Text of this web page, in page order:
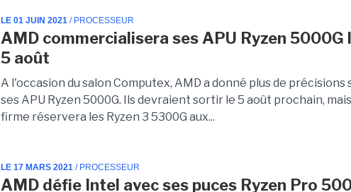
LE 01 JUIN 2021 / PROCESSEUR
AMD commercialisera ses APU Ryzen 5000G
5 août
A l'occasion du salon Computex, AMD a donné plus de précisions
ses APU Ryzen 5000G. Ils devraient sortir le 5 août prochain,
firme réservera les Ryzen 3 5300G aux...
LE 17 MARS 2021 / PROCESSEUR
AMD défie Intel avec ses puces Ryzen Pro